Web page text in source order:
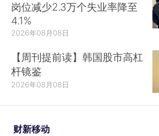
岗位减少2.3万个失业率降至
4.1%
2026年08月08日
【周刊提前读】韩国股市高杠
杆镜鉴
2026年08月08日
财新移动